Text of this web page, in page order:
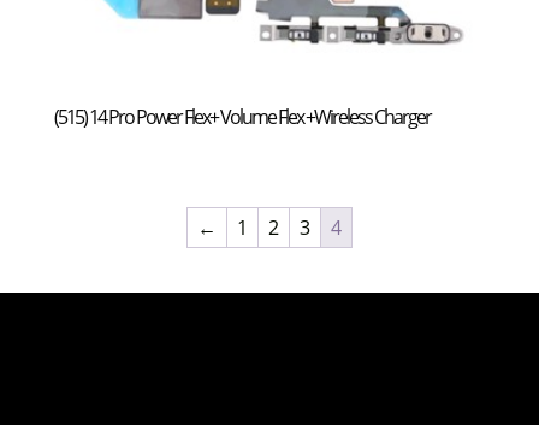
(515) 14 Pro Power Flex+ Volume Flex +Wireless Charger
← 1 2 3 4